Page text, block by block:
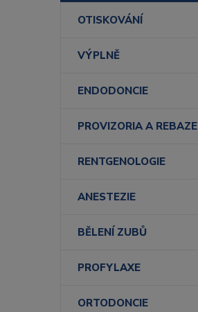
OTISKOVÁNÍ
VÝPLNĚ
ENDODONCIE
PROVIZORIA A REBAZE
RENTGENOLOGIE
ANESTEZIE
BĚLENÍ ZUBŮ
PROFYLAXE
ORTODONCIE